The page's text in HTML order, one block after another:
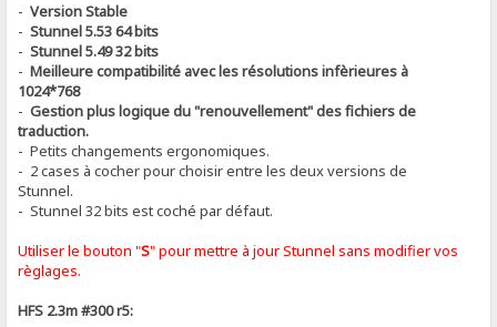
-Version Stable
-Stunnel 5.53 64 bits
-Stunnel 5.49 32 bits
-Meilleure compatibilité avec les résolutions infèrieures à
1024*768
-Gestion plus logique du "renouvellement" des fichiers de
traduction.
- Petits changements ergonomiques.
- 2 cases à cocher pour choisir entre les deux versions de
Stunnel.
- Stunnel 32 bits est coché par défaut.
Utiliser le bouton "S" pour mettre à jour Stunnel sans modifier vos
règlages.
HFS 2.3m #300 r5: